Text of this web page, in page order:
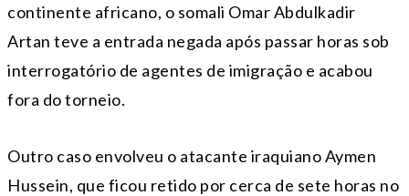
continente africano, o somali Omar Abdulkadir
Artan teve a entrada negada após passar horas sob
interrogatório de agentes de imigração e acabou
fora do torneio.
Outro caso envolveu o atacante iraquiano Aymen
Hussein, que ficou retido por cerca de sete horas no